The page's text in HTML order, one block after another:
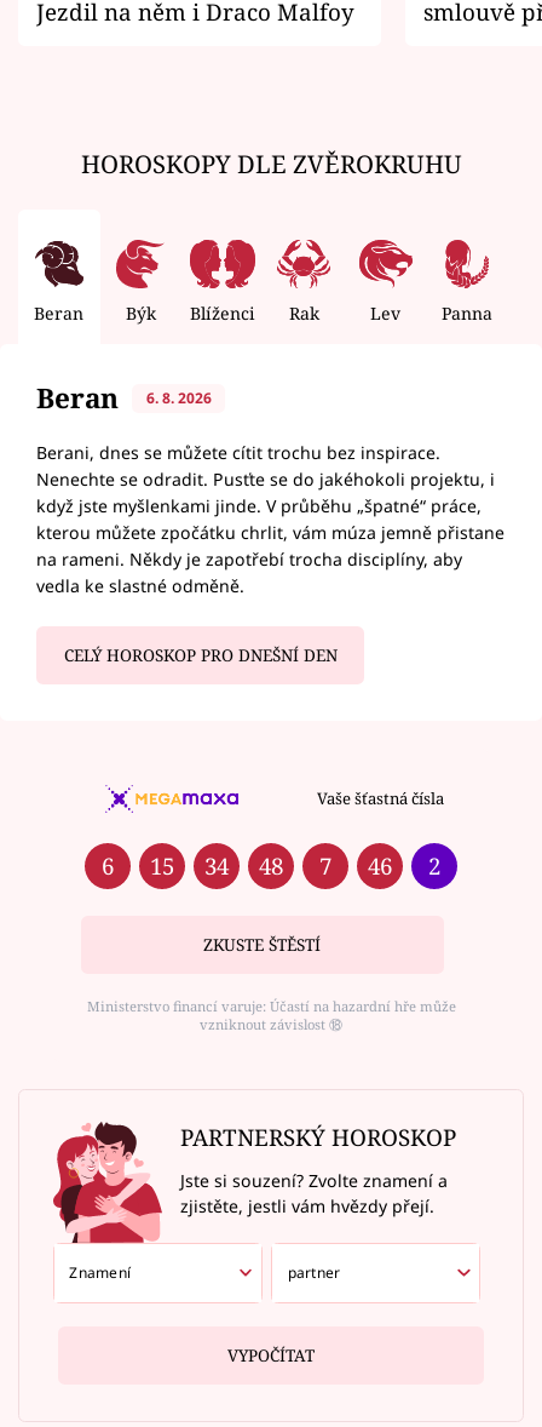
Jezdil na něm i Draco Malfoy
smlouvě
HOROSKOPY DLE ZVĚROKRUHU
Beran Býk Blíženci Rak Lev Panna
Beran 6. 8. 2026
Berani, dnes se můžete cítit trochu bez inspirace.
Nenechte se odradit. Pusťte se do jakéhokoli projektu, i
když jste myšlenkami jinde. V průběhu „špatné“ práce,
kterou můžete zpočátku chrlit, vám múza jemně přistane
na rameni. Někdy je zapotřebí trocha disciplíny, aby
vedla ke slastné odměně.
CELÝ HOROSKOP PRO DNEŠNÍ DEN
Vaše šťastná čísla
6 15 34 48 7 46 2
ZKUSTE ŠTĚSTÍ
Ministerstvo financí varuje: Účastí na hazardní hře může
vzniknout závislost ⑱
PARTNERSKÝ HOROSKOP
Jste si souzení? Zvolte znamení a
zjistěte, jestli vám hvězdy přejí.
VYPOČÍTAT